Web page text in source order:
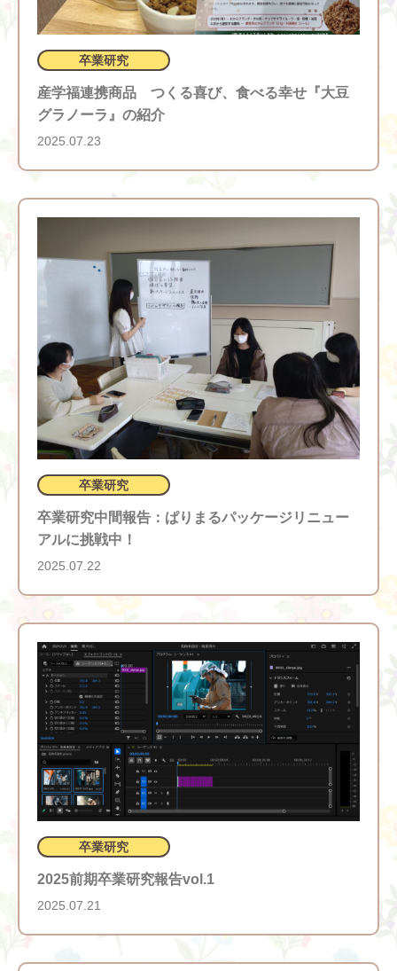
卒業研究
産学福連携商品 つくる喜び、食べる幸せ『大豆
グラノーラ』の紹介
2025.07.23
卒業研究
卒業研究中間報告：ぱりまるパッケージリニュー
アルに挑戦中！
2025.07.22
卒業研究
2025前期卒業研究報告vol.1
2025.07.21